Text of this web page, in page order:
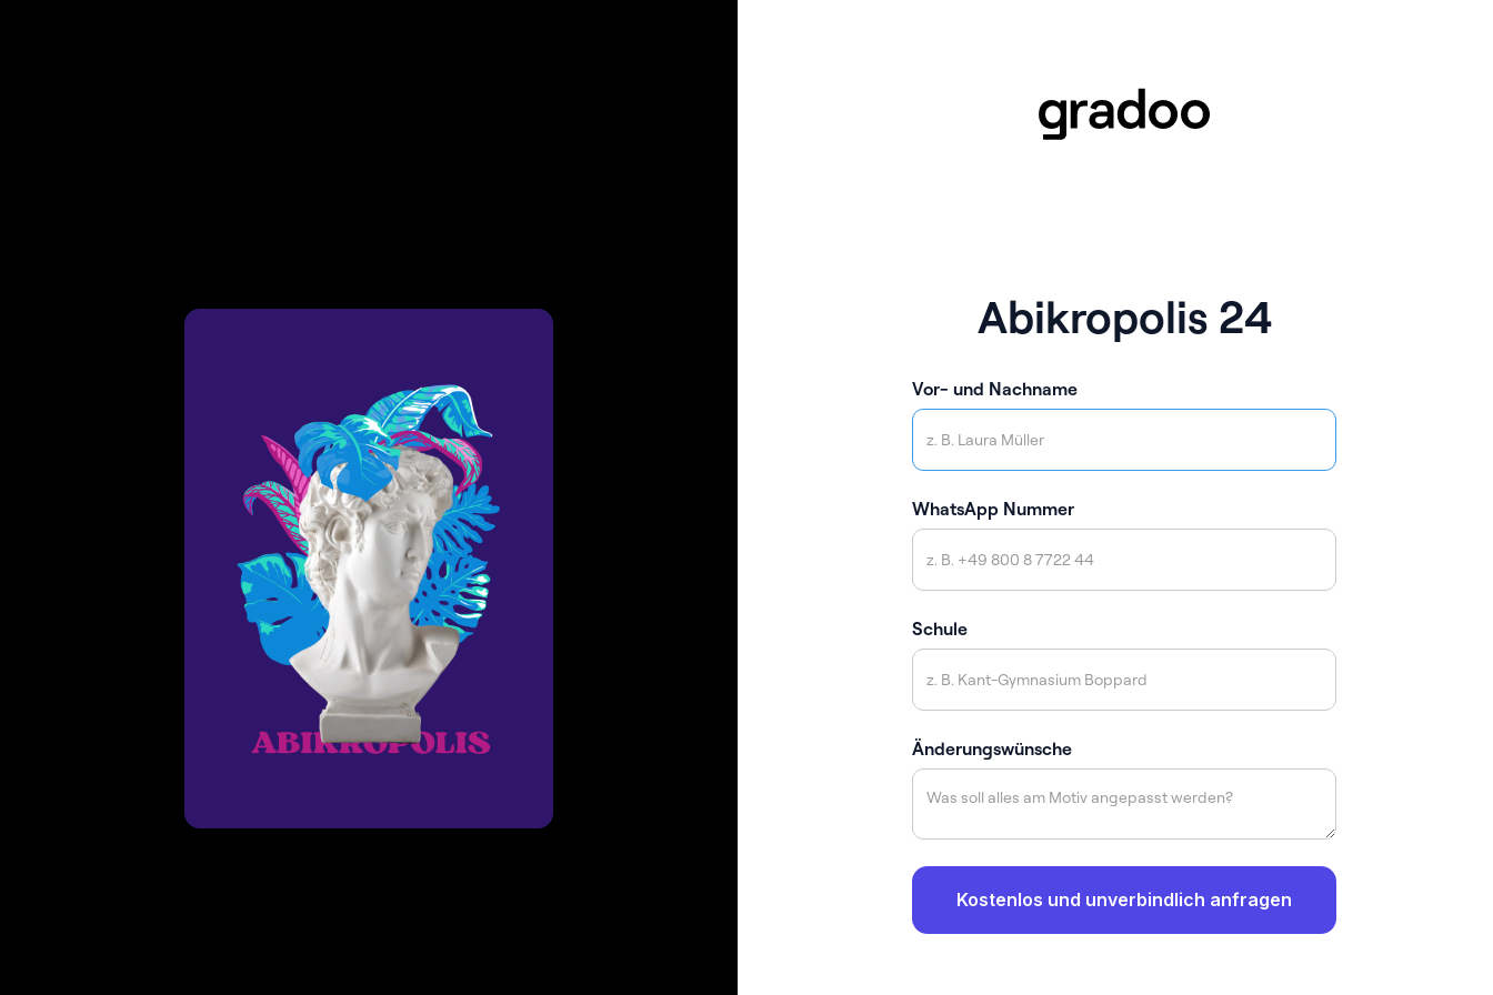
Abikropolis 24
Vor- und Nachname
WhatsApp Nummer
Schule
Änderungswünsche